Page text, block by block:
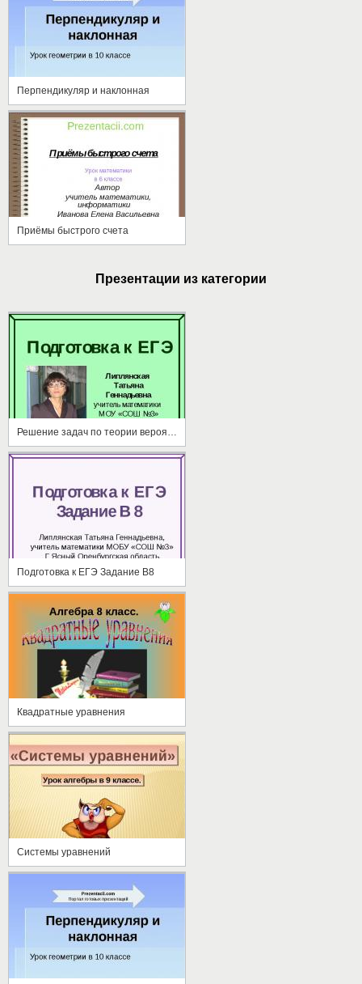
Перпендикуляр и наклонная
Приёмы быстрого счета
Презентации из категории
Подготовка к ЕГЭ Задание В8
Квадратные уравнения
Системы уравнений